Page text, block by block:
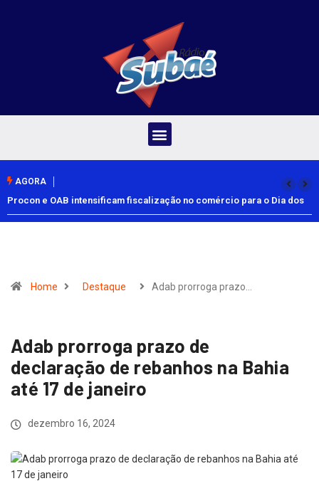
AGORA
Procon e OAB intensificam fiscalização no comércio para o Dia dos
Pais
Home Destaque Adab prorroga prazo…
Adab prorroga prazo de
declaração de rebanhos na Bahia
até 17 de janeiro
dezembro 16, 2024